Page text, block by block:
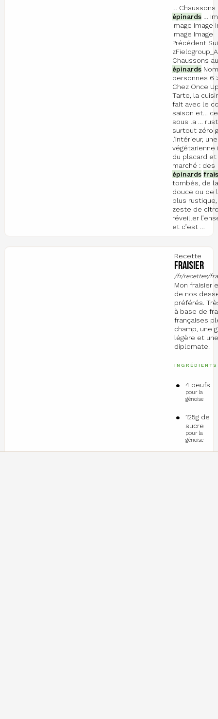
… Chaussons
épinards…
Image Image
Image Image
Précédent
zFieldgroup_A
Chaussons
épinards
personnes 6
Chez Once
Tarte, la
fait avec le
saison et… ce
sous la …
surtout zéro
l’intérieur,
végétarienne
du placard et
marché : des
épinards frais
tombés, de
douce ou de
plus rustique,
zeste de
réveiller
et c’est …
Recette
Fraisier
/fr/recettes/
Mon fraisier
de nos
préférés.
à base de
françaises
champ, une
légère et
diplomate.
INGRÉDIENTS
4 oeufs
pour la
génoise
125g de
sucre
pour la
génoise